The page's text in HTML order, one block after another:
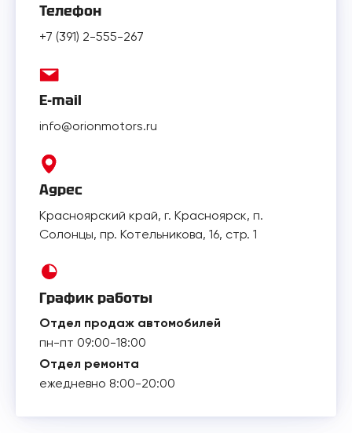
Телефон
+7 (391) 2-555-267
E-mail
info@orionmotors.ru
Адрес
Красноярский край, г. Красноярск, п.
Солонцы, пр. Котельникова, 16, стр. 1
График работы
Отдел продаж автомобилей
пн-пт 09:00-18:00
Отдел ремонта
ежедневно 8:00-20:00